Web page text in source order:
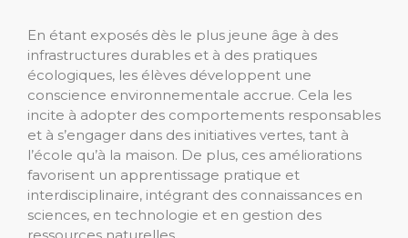
En étant exposés dès le plus jeune âge à des
infrastructures durables et à des pratiques
écologiques, les élèves développent une
conscience environnementale accrue. Cela les
incite à adopter des comportements responsables
et à s’engager dans des initiatives vertes, tant à
l’école qu’à la maison. De plus, ces améliorations
favorisent un apprentissage pratique et
interdisciplinaire, intégrant des connaissances en
sciences, en technologie et en gestion des